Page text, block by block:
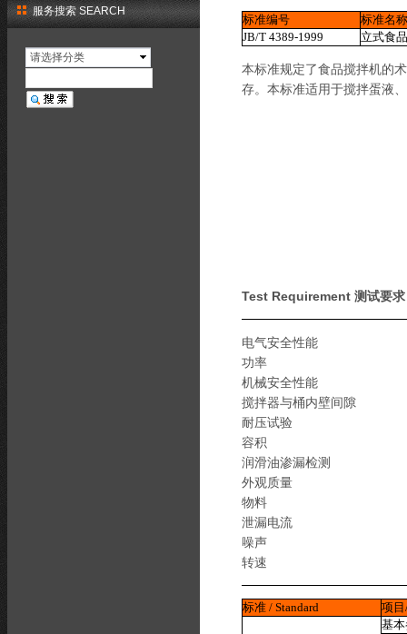
服务搜索 SEARCH
请选择分类
标准编号
标准名称
JB/T 4389-1999
立式食
本标准规定了食品搅拌机的
存。本标准适用于搅拌蛋液
Test Requirement 测试要求
电气安全性能
功率
机械安全性能
搅拌器与桶内壁间隙
耐压试验
容积
润滑油渗漏检测
外观质量
物料
泄漏电流
噪声
转速
标准 / Standard 项目
基